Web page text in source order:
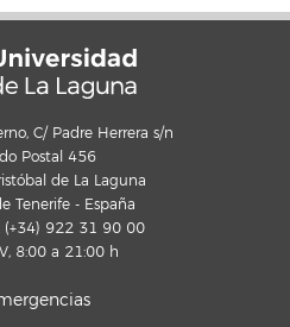
C/ Padre Herrera s/n
Postal 456
de La Laguna
Tenerife - España
(+34) 922 31 90 00
8:00 a 21:00 h